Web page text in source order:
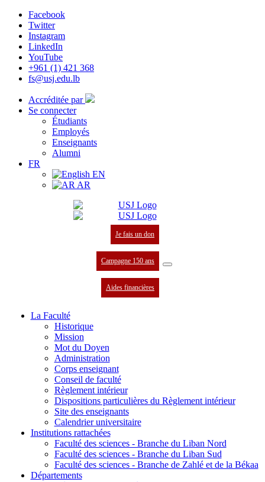
Facebook
Twitter
Instagram
LinkedIn
YouTube
+961 (1) 421 368
fs@usj.edu.lb
Accréditée par
Se connecter
Étudiants
Employés
Enseignants
Alumni
FR
EN
AR
Je fais un don
Campagne 150 ans
Aides financières
La Faculté
Historique
Mission
Mot du Doyen
Administration
Corps enseignant
Conseil de faculté
Règlement intérieur
Dispositions particulières du Règlement intérieur
Site des enseignants
Calendrier universitaire
Institutions rattachées
Faculté des sciences - Branche du Liban Nord
Faculté des sciences - Branche du Liban Sud
Faculté des sciences - Branche de Zahlé et de la Békaa
Départements